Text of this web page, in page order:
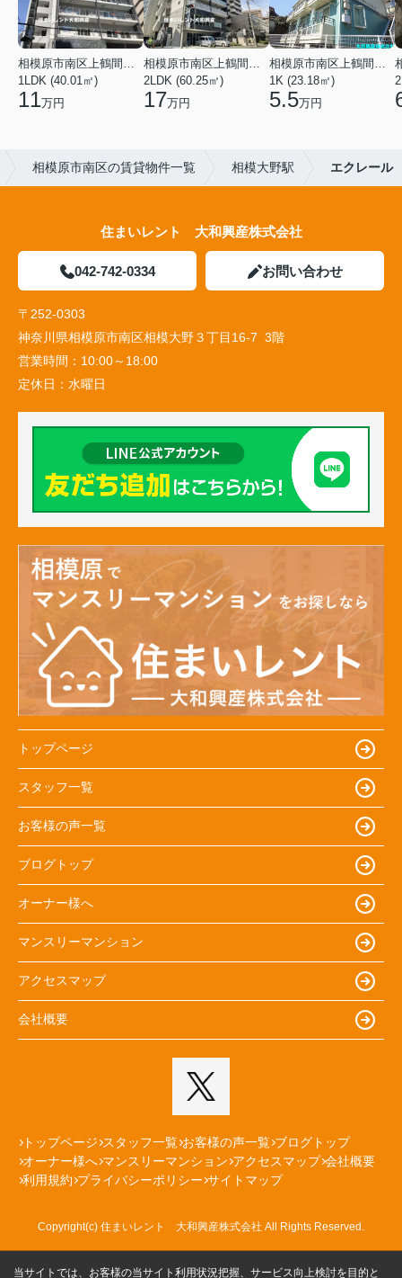
相模原市南区上鶴間本町３丁目
1LDK (40.01㎡)
11万円
相模原市南区上鶴間本町３丁目
2LDK (60.25㎡)
17万円
相模原市南区上鶴間本町２丁目
1K (23.18㎡)
5.5万円
相模原市南区の賃貸物件一覧 相模大野駅 エクレール
住まいレント 大和興産株式会社
042-742-0334 お問い合わせ
〒252-0303
神奈川県相模原市南区相模大野３丁目16-7 3階
営業時間： 10:00～18:00
定休日： 水曜日
トップページ
スタッフ一覧
お客様の声一覧
ブログトップ
オーナー様へ
マンスリーマンション
アクセスマップ
会社概要
トップページ スタッフ一覧 お客様の声一覧 ブログトップ
オーナー様へ マンスリーマンション アクセスマップ 会社概要
利用規約 プライバシーポリシー サイトマップ
Copyright(c) 住まいレント 大和興産株式会社 All Rights Reserved.
当サイトでは、お客様の当サイト利用状況把握、サービス向上検討を目的と